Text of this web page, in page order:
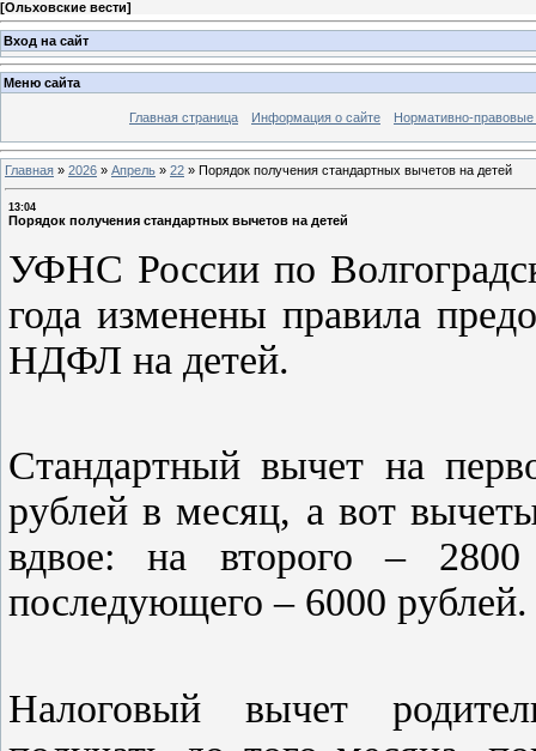
[Ольховские вести]
Вход на сайт
Меню сайта
Главная страница Информация о сайте Нормативно-правовые
Главная » 2026 » Апрель » 22 » Порядок получения стандартных вычетов на детей
13:04
Порядок получения стандартных вычетов на детей
УФНС России по
года изменены правила
НДФЛ на детей.
Стандартный вычет на
рублей в месяц, а вот
вдвое: на второго –
последующего – 6000 рублей.
Налоговый вычет